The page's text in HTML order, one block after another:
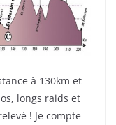
à 130km et
longs raids et
! Je compte